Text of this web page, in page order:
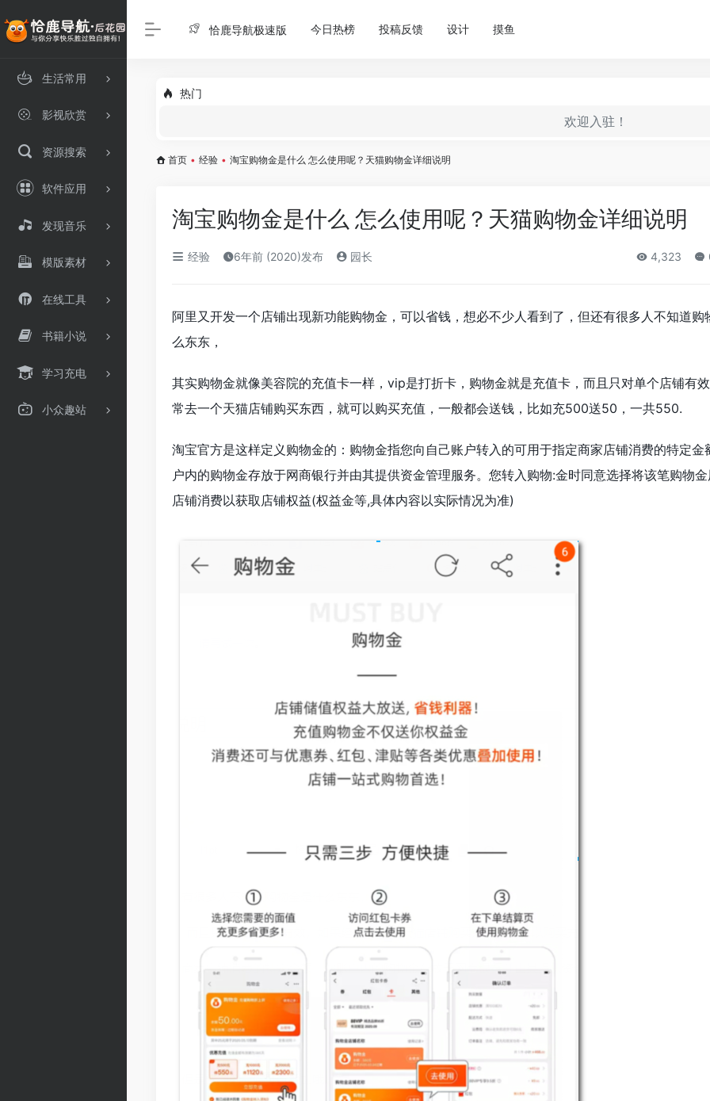
生活常用
影视欣赏
资源搜索
软件应用
发现音乐
模版素材
在线工具
书籍小说
学习充电
小众趣站
恰鹿导航极速版 今日热榜 投稿反馈 设计 摸鱼
热门
欢迎入驻！
首页 • 经验 • 淘宝购物金是什么 怎么使用呢？天猫购物金详细说明
淘宝购物金是什么 怎么使用呢？天猫购物金详细说明
经验 6年前 (2020)发布 园长 4,323
阿里又开发一个店铺出现新功能购物金，可以省钱，想必不少人看到了，但还有很多人不知道购
么东东，
其实购物金就像美容院的充值卡一样，vip是打折卡，购物金就是充值卡，而且只对单个店铺有
常去一个天猫店铺购买东西，就可以购买充值，一般都会送钱，比如充500送50，一共550.
淘宝官方是这样定义购物金的：购物金指您向自己账户转入的可用于指定商家店铺消费的特定金
户内的购物金存放于网商银行并由其提供资金管理服务。您转入购物:金时同意选择将该笔购物
店铺消费以获取店铺权益(权益金等,具体内容以实际情况为准)